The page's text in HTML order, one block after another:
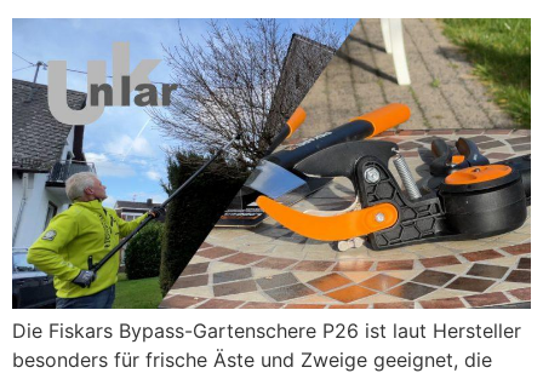
Die Fiskars Bypass-Gartenschere P26 ist laut Hersteller
besonders für frische Äste und Zweige geeignet, die